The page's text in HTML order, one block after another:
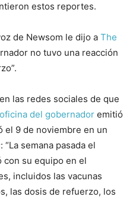
estos reportes.
de Newsom le dijo a The
no tuvo una reacción
las redes sociales de que
oficina del gobernador emitió
el 9 de noviembre en un
: “La semana pasada el
con su equipo en el
incluidos las vacunas
las dosis de refuerzo, los